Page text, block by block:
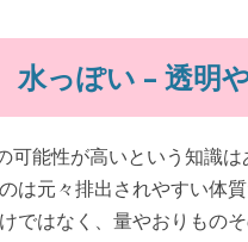
水っぽい – 透明
可能性が高いという知識
は元々排出されやすい体
ではなく、量やおりもの